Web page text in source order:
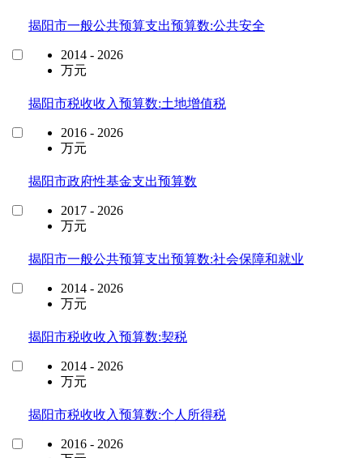
揭阳市一般公共预算支出预算数:公共安全
2014 - 2026
万元
揭阳市税收收入预算数:土地增值税
2016 - 2026
万元
揭阳市政府性基金支出预算数
2017 - 2026
万元
揭阳市一般公共预算支出预算数:社会保障和就业
2014 - 2026
万元
揭阳市税收收入预算数:契税
2014 - 2026
万元
揭阳市税收收入预算数:个人所得税
2016 - 2026